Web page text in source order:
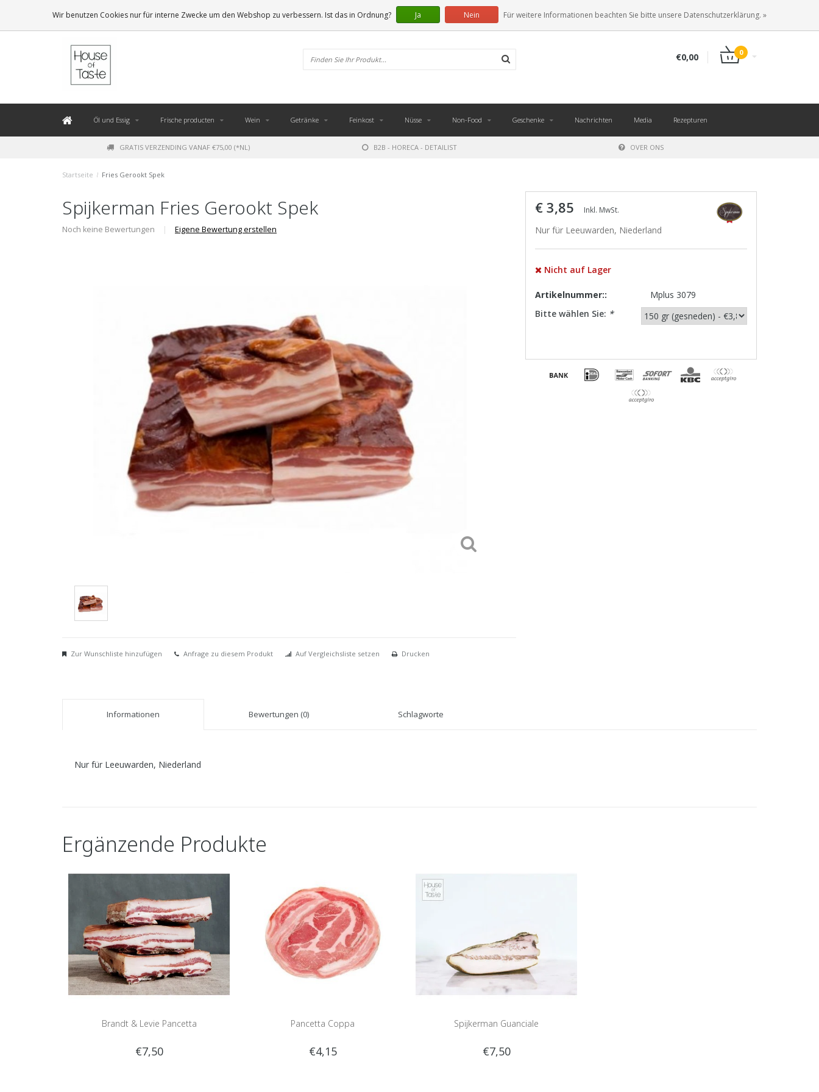
ANMELDEN KUNDENKONTO ANLEGEN
DE
€0,00 0
Öl und Essig Frische producten Wein Getränke Feinkost Nüsse Non-Food Geschenke Nachrichten Media Rezepturen
GRATIS VERZENDING VANAF €75,00 (*NL) B2B - HORECA - DETAILIST OVER ONS
Startseite / Fries Gerookt Spek
Spijkerman Fries Gerookt Spek
Noch keine Bewertungen | Eigene Bewertung erstellen
Zur Wunschliste hinzufügen Anfrage zu diesem Produkt Auf Vergleichsliste setzen Drucken
€ 3,85 Inkl. MwSt.
Nur für Leeuwarden, Niederland
Nicht auf Lager
Artikelnummer::
Mplus 3079
Bitte wählen Sie: *
Informationen Bewertungen (0) Schlagworte
Nur für Leeuwarden, Niederland
Ergänzende Produkte
Brandt & Levie Pancetta
€7,50
Pancetta Coppa
€4,15
Spijkerman Guanciale
€7,50
Wir benutzen Cookies nur für interne Zwecke um den Webshop zu verbessern. Ist das in Ordnung? Ja Nein Für weitere Informationen beachten Sie bitte unsere Datenschutzerklärung. »